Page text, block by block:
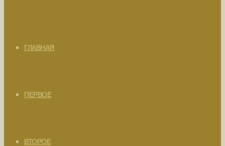
ГЛАВНАЯ
ПЕРВОЕ
ВТОРОЕ